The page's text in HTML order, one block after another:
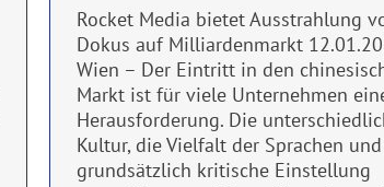
Rocket Media bietet Ausstrahlung
Dokus auf Milliardenmarkt
Wien – Der Eintritt in den
Markt ist für viele Unternehmen
Herausforderung. Die
Kultur, die Vielfalt der Sprachen
grundsätzlich kritische Einstellung